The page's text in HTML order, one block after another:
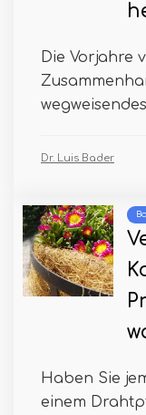
Die Vorjahre
Dr. Luis Bader
Haben Sie
einem